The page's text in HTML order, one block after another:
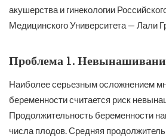
акушерства и гинекологии
Медицинского Университета — Лали
Проблема 1.
Наиболее серьезным осложнением
беременности считается риск
Продолжительность беременности
числа плодов. Средняя